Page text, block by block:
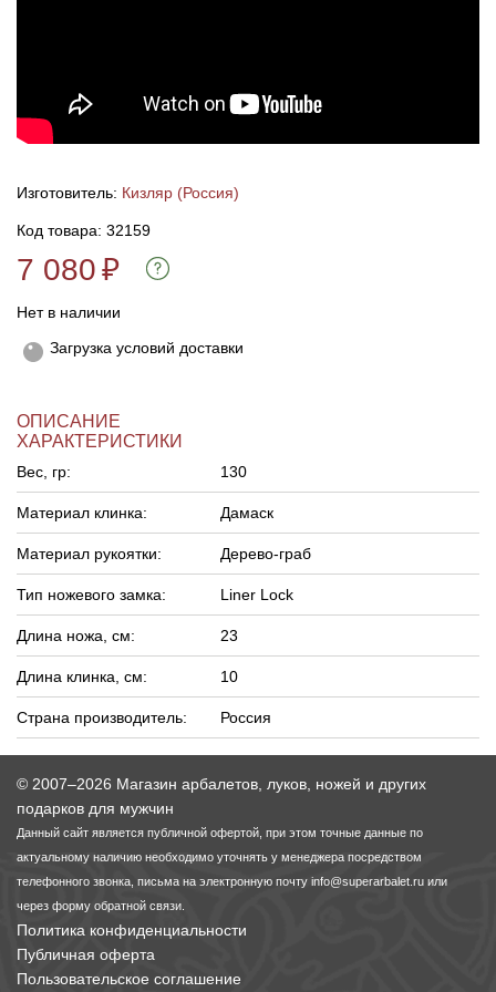
Изготовитель: Кизляр (Россия)
Код товара: 32159
7 080₽
Нет в наличии
Загрузка условий доставки
ОПИСАНИЕ
ХАРАКТЕРИСТИКИ
Вес, гр: 130
Материал клинка: Дамаск
Материал рукоятки: Дерево-граб
Тип ножевого замка: Liner Lock
Длина ножа, см: 23
Длина клинка, см: 10
Страна производитель: Россия
© 2007–2026 Магазин арбалетов, луков, ножей и других
подарков для мужчин
Данный сайт является публичной офертой, при этом точные данные по
актуальному наличию необходимо уточнять у менеджера посредством
телефонного звонка, письма на электронную почту info@superarbalet.ru или
через форму обратной связи.
Политика конфиденциальности
Публичная оферта
Пользовательское соглашение
Полочки для лука
Плунжеры для лука
Киссеры для лука
Ножи складные